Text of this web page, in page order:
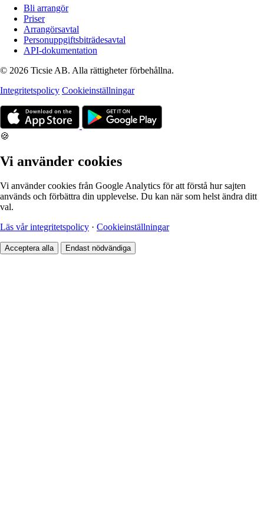
Bli arrangör
Priser
Arrangörsavtal
Personuppgiftsbiträdesavtal
API-dokumentation
© 2026 Ticsie AB. Alla rättigheter förbehållna.
Integritetspolicy Cookieinställningar
🍪
Vi använder cookies
Vi använder cookies från Google Analytics för att förstå hur sajten
används och förbättra din upplevelse. Du kan när som helst ändra ditt
val.
Läs vår integritetspolicy · Cookieinställningar
Acceptera alla Endast nödvändiga